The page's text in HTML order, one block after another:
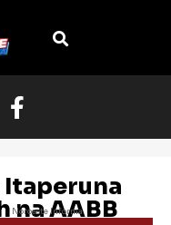
na AABB
Noroeste Informa